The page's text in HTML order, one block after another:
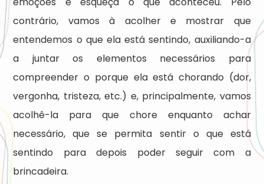
contrário, vamos à acolher e mostrar que
entendemos o que ela está sentindo, auxiliando-a
a juntar os elementos necessários para
compreender o porque ela está chorando (dor,
vergonha, tristeza, etc.) e, principalmente, vamos
acolhê-la para que chore enquanto achar
necessário, que se permita sentir o que está
sentindo para depois poder seguir com a
brincadeira.